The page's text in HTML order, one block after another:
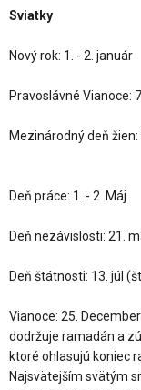
Sviatky
Nový rok: 1. - 2. január
Pravoslávné Vianoce:
Mezinárodný deň
Deň práce: 1. - 2. Máj
Deň nezávislosti: 21.
Deň štátnosti: 13. júl
Vianoce: 25.
dodržuje ramadán a
ktoré ohlasujú koniec
Najsvätejším svätým